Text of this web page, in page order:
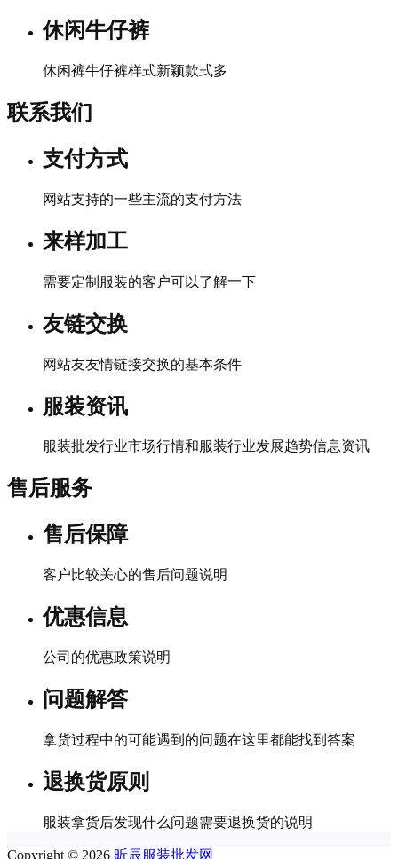
休闲牛仔裤
休闲裤牛仔裤样式新颖款式多
联系我们
支付方式
网站支持的一些主流的支付方法
来样加工
需要定制服装的客户可以了解一下
友链交换
网站友友情链接交换的基本条件
服装资讯
服装批发行业市场行情和服装行业发展趋势信息资讯
售后服务
售后保障
客户比较关心的售后问题说明
优惠信息
公司的优惠政策说明
问题解答
拿货过程中的可能遇到的问题在这里都能找到答案
退换货原则
服装拿货后发现什么问题需要退换货的说明
Copyright © 2026 昕辰服装批发网